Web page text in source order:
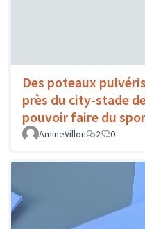
Des poteaux
près du city-stade
pouvoir faire du
AmineVillon 2 0